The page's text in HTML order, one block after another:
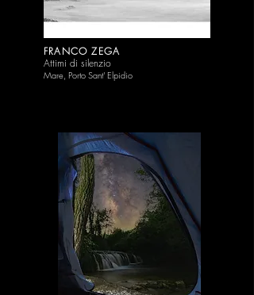
FRANCO ZEGA
Attimi di silenzio
Mare, Porto Sant' Elpidio